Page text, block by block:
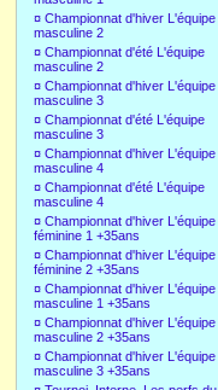
¤ Championnat d'hiver L'équipe
masculine 2
¤ Championnat d'été L'équipe
masculine 2
¤ Championnat d'hiver L'équipe
masculine 3
¤ Championnat d'été L'équipe
masculine 3
¤ Championnat d'hiver L'équipe
masculine 4
¤ Championnat d'été L'équipe
masculine 4
¤ Championnat d'hiver L'équipe
féminine 1 +35ans
¤ Championnat d'hiver L'équipe
féminine 2 +35ans
¤ Championnat d'hiver L'équipe
masculine 1 +35ans
¤ Championnat d'hiver L'équipe
masculine 2 +35ans
¤ Championnat d'hiver L'équipe
masculine 3 +35ans